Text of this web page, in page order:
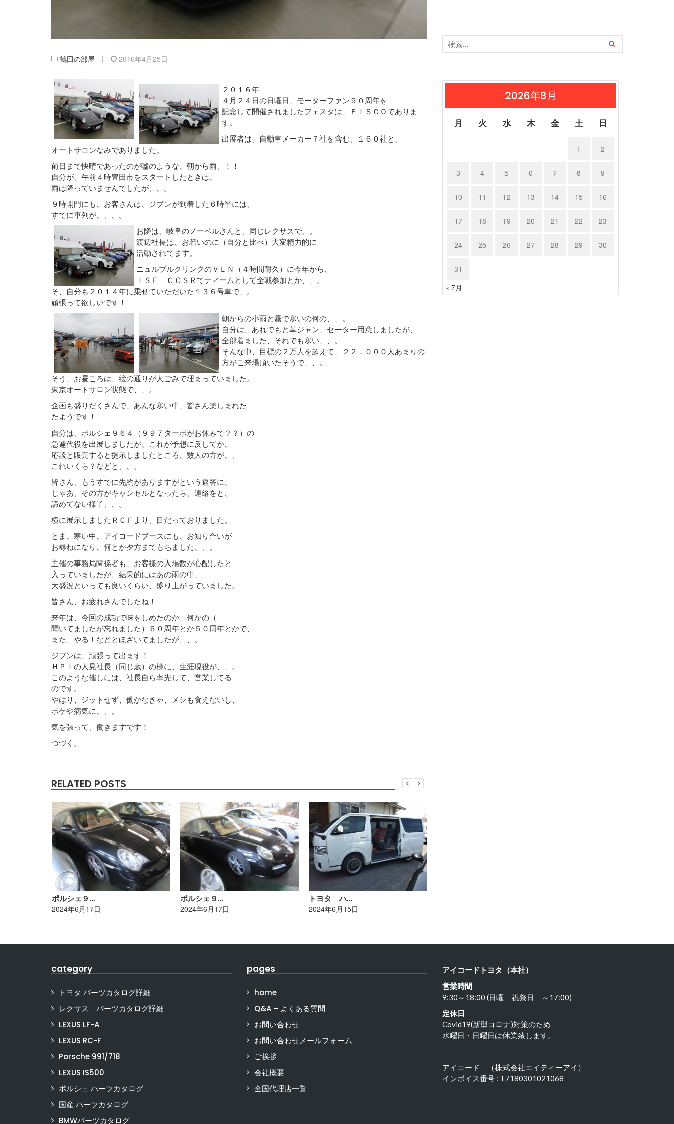
鶴田の部屋 | 2016年4月25日
２０１６年
４月２４日の日曜日、モーターファン９０周年を
記念して開催されましたフェスタは、ＦＩＳＣＯでありま
す。
出展者は、自動車メーカー７社を含む、１６０社と、
オートサロンなみでありました。
前日まで快晴であったのが嘘のような、朝から雨、！！
自分が、午前４時豊田市をスタートしたときは、
雨は降っていませんでしたが、、。
９時開門にも、お客さんは、ジブンが到着した６時半には、
すでに車列が、、、。
お隣は、岐阜のノーベルさんと、同じレクサスで、。
渡辺社長は、お若いのに（自分と比べ）大変精力的に
活動されてます。
ニュルブルクリンクのＶＬＮ（４時間耐久）に今年から、
ＩＳＦ ＣＣＳＲでティームとして全戦参加とか、、。
そ、自分も２０１４年に乗せていただいた１３６号車で、。
頑張って欲しいです！
朝からの小雨と霧で寒いの何の、、。
自分は、あれでもと革ジャン、セーター用意しましたが、
全部着ました、それでも寒い、、。
そんな中、目標の２万人を超えて、２２，０００人あまりの
方がご来場頂いたそうで、、。
そう、お昼ごろは、絵の通りが人ごみで埋まっていました。
東京オートサロン状態で、、。
企画も盛りだくさんで、あんな寒い中、皆さん楽しまれた
たようです！
自分は、ポルシェ９６４（９９７ターボがお休みで？？）の
急遽代役を出展しましたが、これが予想に反してか、
応談と販売すると提示しましたところ、数人の方が、、
これいくら？などと、、。
皆さん、もうすでに先約がありますがという返答に、
じゃあ、その方がキャンセルとなったら、連絡をと、
諦めてない様子、、。
横に展示しましたＲＣＦより、目だっておりました。
とま、寒い中、アイコードブースにも、お知り合いが
お尋ねになり、何とか夕方までもちました、、。
主催の事務局関係者も、お客様の入場数が心配したと
入っていましたが、結果的にはあの雨の中、
大盛況といっても良いくらい、盛り上がっていました。
皆さん、お疲れさんでしたね！
来年は、今回の成功で味をしめたのか、何かの（
聞いてましたが忘れました）６０周年とか５０周年とかで、
また、やる！などとほざいてましたが、、。
ジブンは、頑張って出ます！
ＨＰＩの人見社長（同じ歳）の様に、生涯現役が、、。
このような催しには、社長自ら率先して、営業してる
のです。
やはり、ジットせず、働かなきゃ、メシも食えないし、
ボケや病気に、、。
気を張って、働きますです！
つづく。
RELATED POSTS
ポルシェ９…
2024年6月17日
ポルシェ９…
2024年6月17日
トヨタ ハ…
2024年6月15日
2026年8月
月 火 水 木 金 土 日
1 2
3 4 5 6 7 8 9
10 11 12 13 14 15 16
17 18 19 20 21 22 23
24 25 26 27 28 29 30
31
« 7月
category
トヨタ パーツカタログ詳細
レクサス パーツカタログ詳細
LEXUS LF-A
LEXUS RC-F
Porsche 991/718
LEXUS IS500
ポルシェ パーツカタログ
国産 パーツカタログ
BMWパーツカタログ
pages
home
Q&A – よくある質問
お問い合わせ
お問い合わせメールフォーム
ご挨拶
会社概要
全国代理店一覧
アイコードトヨタ（本社）
営業時間
9:30～18:00 (日曜 祝祭日 ～17:00)
定休日
Covid19(新型コロナ)対策のため
水曜日・日曜日は休業致します。
アイコード （株式会社エイティーアイ）
インボイス番号 : T7180301021068